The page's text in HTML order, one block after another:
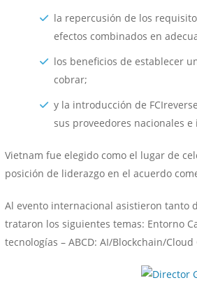
la repercusión de los
efectos combinados en
los beneficios de establecer
cobrar;
y la introducción de
sus proveedores nacionales
Vietnam fue elegido como el lugar de
posición de liderazgo en el acuerdo
Al evento internacional asistieron tanto
trataron los siguientes temas: Entorno
tecnologías – ABCD: AI/Blockchain/